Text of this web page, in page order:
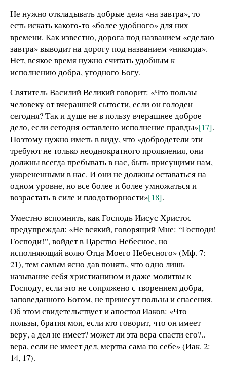
Не нужно откладывать добрые дела «на завтра», то
есть искать какого-то «более удобного» для них
времени. Как известно, дорога под названием «сделаю
завтра» выводит на дорогу под названием «никогда».
Нет, всякое время нужно считать удобным к
исполнению добра, угодного Богу.
Святитель Василий Великий говорит: «Что пользы
человеку от вчерашней сытости, если он голоден
сегодня? Так и душе не в пользу вчерашнее доброе
дело, если сегодня оставлено исполнение правды»[17].
Поэтому нужно иметь в виду, что «добродетели эти
требуют не только неоднократного проявления, они
должны всегда пребывать в нас, быть присущими нам,
укорененными в нас. И они не должны оставаться на
одном уровне, но все более и более умножаться и
возрастать в силе и плодотворности»[18].
Уместно вспомнить, как Господь Иисус Христос
предупреждал: «Не всякий, говорящий Мне: “Господи!
Господи!”, войдет в Царство Небесное, но
исполняющий волю Отца Моего Небесного» (Мф. 7:
21), тем самым ясно дав понять, что одно лишь
называние себя христианином и даже молитвы к
Господу, если это не сопряжено с творением добра,
заповеданного Богом, не принесут пользы и спасения.
Об этом свидетельствует и апостол Иаков: «Что
пользы, братия мои, если кто говорит, что он имеет
веру, а дел не имеет? может ли эта вера спасти его?..
вера, если не имеет дел, мертва сама по себе» (Иак. 2:
14, 17).